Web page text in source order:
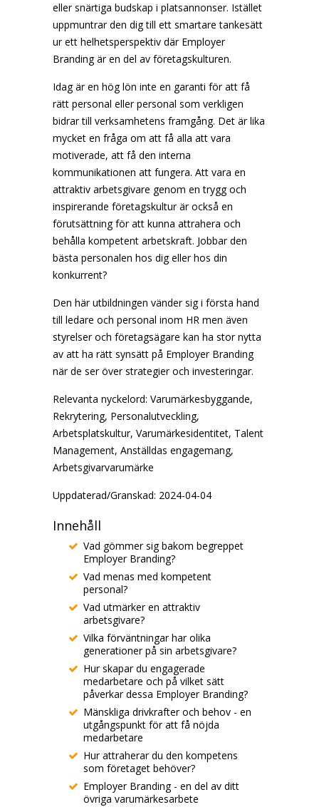
eller snärtiga budskap i platsannonser. Istället
uppmuntrar den dig till ett smartare tankesätt
ur ett helhetsperspektiv där Employer
Branding är en del av företagskulturen.
Idag är en hög lön inte en garanti för att få
rätt personal eller personal som verkligen
bidrar till verksamhetens framgång. Det är lika
mycket en fråga om att få alla att vara
motiverade, att få den interna
kommunikationen att fungera. Att vara en
attraktiv arbetsgivare genom en trygg och
inspirerande företagskultur är också en
förutsättning för att kunna attrahera och
behålla kompetent arbetskraft. Jobbar den
bästa personalen hos dig eller hos din
konkurrent?
Den här utbildningen vänder sig i första hand
till ledare och personal inom HR men även
styrelser och företagsägare kan ha stor nytta
av att ha rätt synsätt på Employer Branding
när de ser över strategier och investeringar.
Relevanta nyckelord: Varumärkesbyggande,
Rekrytering, Personalutveckling,
Arbetsplatskultur, Varumärkesidentitet, Talent
Management, Anställdas engagemang,
Arbetsgivarvarumärke
Uppdaterad/Granskad: 2024-04-04
Innehåll
Vad gömmer sig bakom begreppet
Employer Branding?
Vad menas med kompetent
personal?
Vad utmärker en attraktiv
arbetsgivare?
Vilka förväntningar har olika
generationer på sin arbetsgivare?
Hur skapar du engagerade
medarbetare och på vilket sätt
påverkar dessa Employer Branding?
Mänskliga drivkrafter och behov - en
utgångspunkt för att få nöjda
medarbetare
Hur attraherar du den kompetens
som företaget behöver?
Employer Branding - en del av ditt
övriga varumärkesarbete